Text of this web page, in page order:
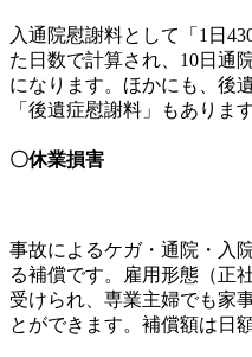
入通院慰謝料として「 1 日
た日数で計算され、 10日通
になります。ほかにも、後
「後遺症慰謝料」もあります
〇休業損害
事故によるケガ・通院・入
る補償です。雇用形態（正
受けられ、専業主婦でも家
とができます。補償額は日